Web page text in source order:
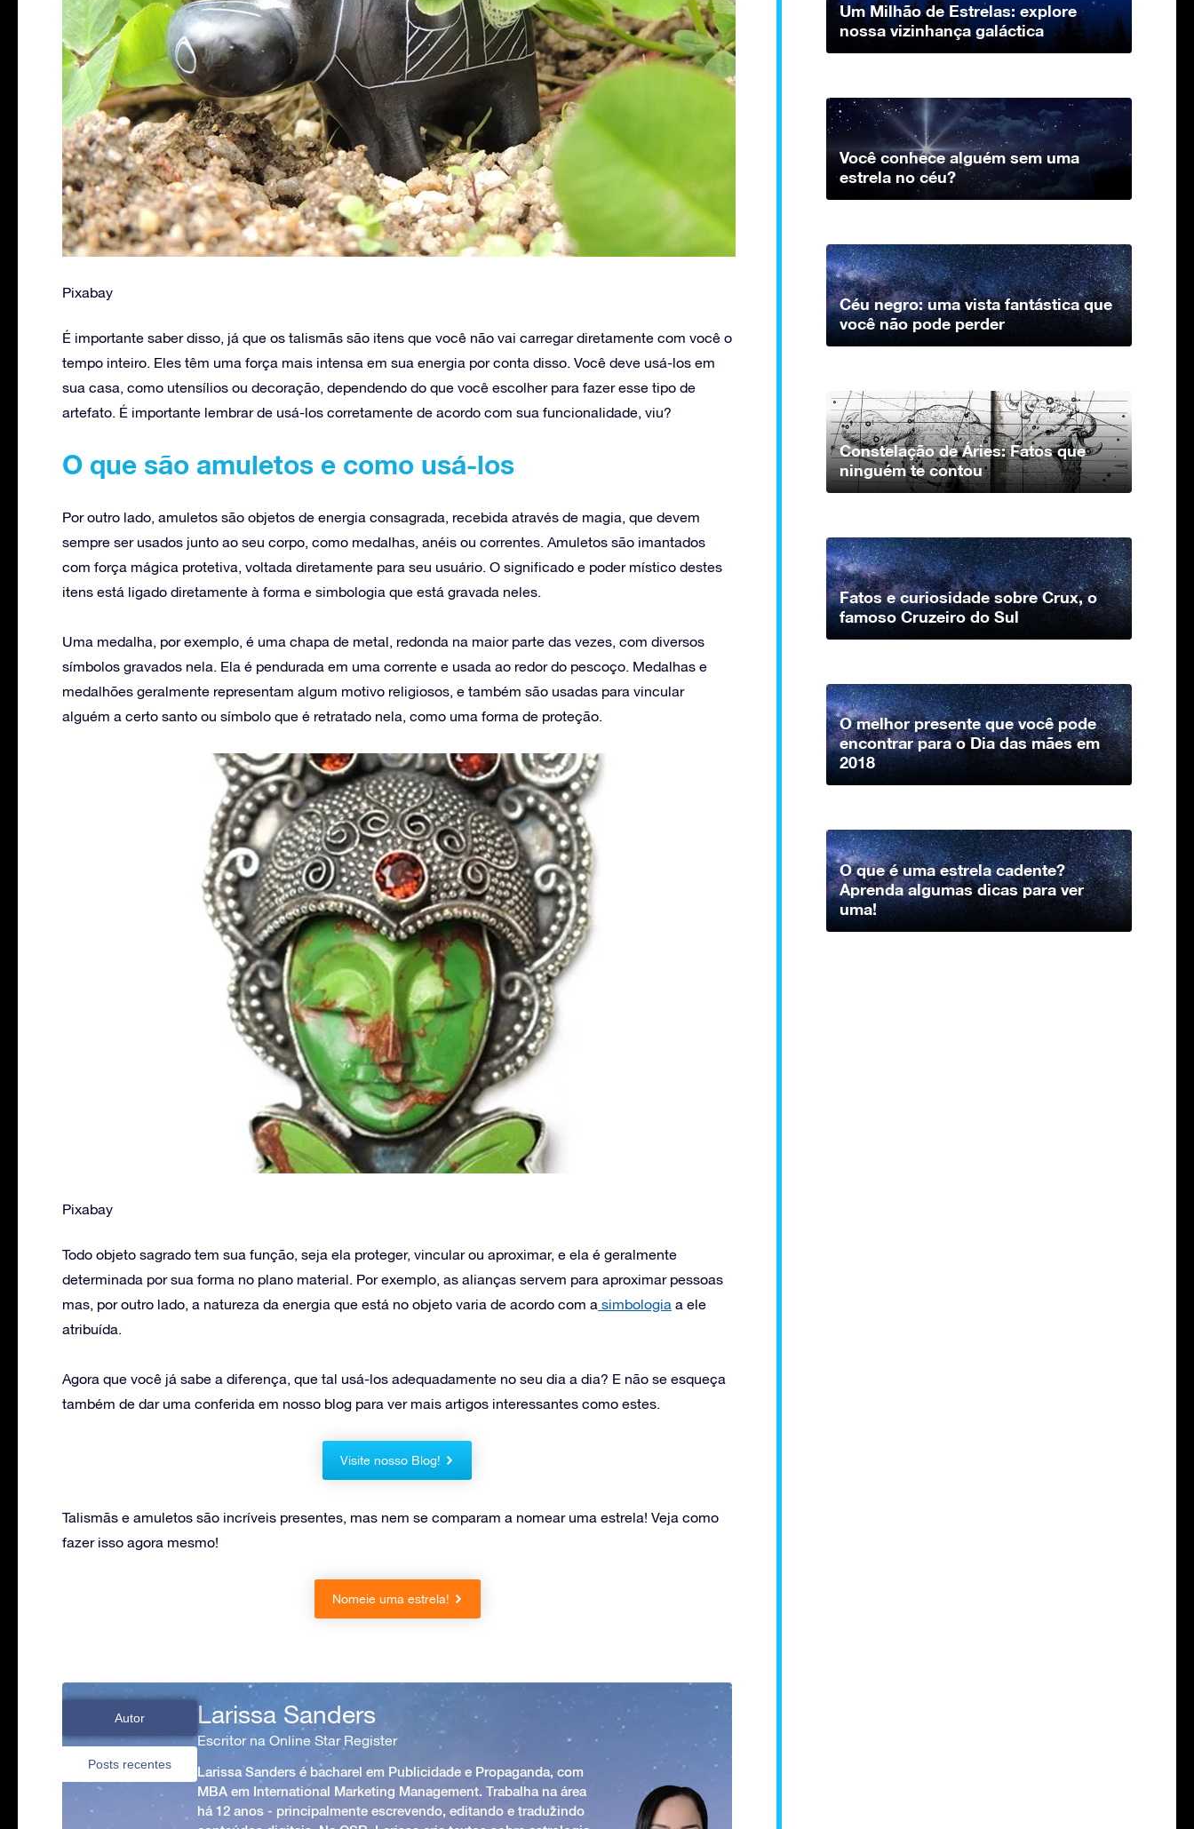
Pixabay
É importante saber disso, já que os talismãs são itens que você não vai carregar diretamente com você o
tempo inteiro. Eles têm uma força mais intensa em sua energia por conta disso. Você deve usá-los em
sua casa, como utensílios ou decoração, dependendo do que você escolher para fazer esse tipo de
artefato. É importante lembrar de usá-los corretamente de acordo com sua funcionalidade, viu?
O que são amuletos e como usá-los
Por outro lado, amuletos são objetos de energia consagrada, recebida através de magia, que devem
sempre ser usados junto ao seu corpo, como medalhas, anéis ou correntes. Amuletos são imantados
com força mágica protetiva, voltada diretamente para seu usuário. O significado e poder místico destes
itens está ligado diretamente à forma e simbologia que está gravada neles.
Uma medalha, por exemplo, é uma chapa de metal, redonda na maior parte das vezes, com diversos
símbolos gravados nela. Ela é pendurada em uma corrente e usada ao redor do pescoço. Medalhas e
medalhões geralmente representam algum motivo religiosos, e também são usadas para vincular
alguém a certo santo ou símbolo que é retratado nela, como uma forma de proteção.
Pixabay
Todo objeto sagrado tem sua função, seja ela proteger, vincular ou aproximar, e ela é geralmente
determinada por sua forma no plano material. Por exemplo, as alianças servem para aproximar pessoas
mas, por outro lado, a natureza da energia que está no objeto varia de acordo com a simbologia a ele
atribuída.
Agora que você já sabe a diferença, que tal usá-los adequadamente no seu dia a dia? E não se esqueça
também de dar uma conferida em nosso blog para ver mais artigos interessantes como estes.
Visite nosso Blog!
Talismãs e amuletos são incríveis presentes, mas nem se comparam a nomear uma estrela! Veja como
fazer isso agora mesmo!
Nomeie uma estrela!
Autor
Posts recentes
Larissa Sanders
Escritor na Online Star Register
Larissa Sanders é bacharel em Publicidade e Propaganda, com
MBA em International Marketing Management. Trabalha na área
há 12 anos - principalmente escrevendo, editando e traduzindo
Um Milhão de Estrelas: explore
nossa vizinhança galáctica
Você conhece alguém sem uma
estrela no céu?
Céu negro: uma vista fantástica que
você não pode perder
Constelação de Áries: Fatos que
ninguém te contou
Fatos e curiosidade sobre Crux, o
famoso Cruzeiro do Sul
O melhor presente que você pode
encontrar para o Dia das mães em
2018
O que é uma estrela cadente?
Aprenda algumas dicas para ver
uma!